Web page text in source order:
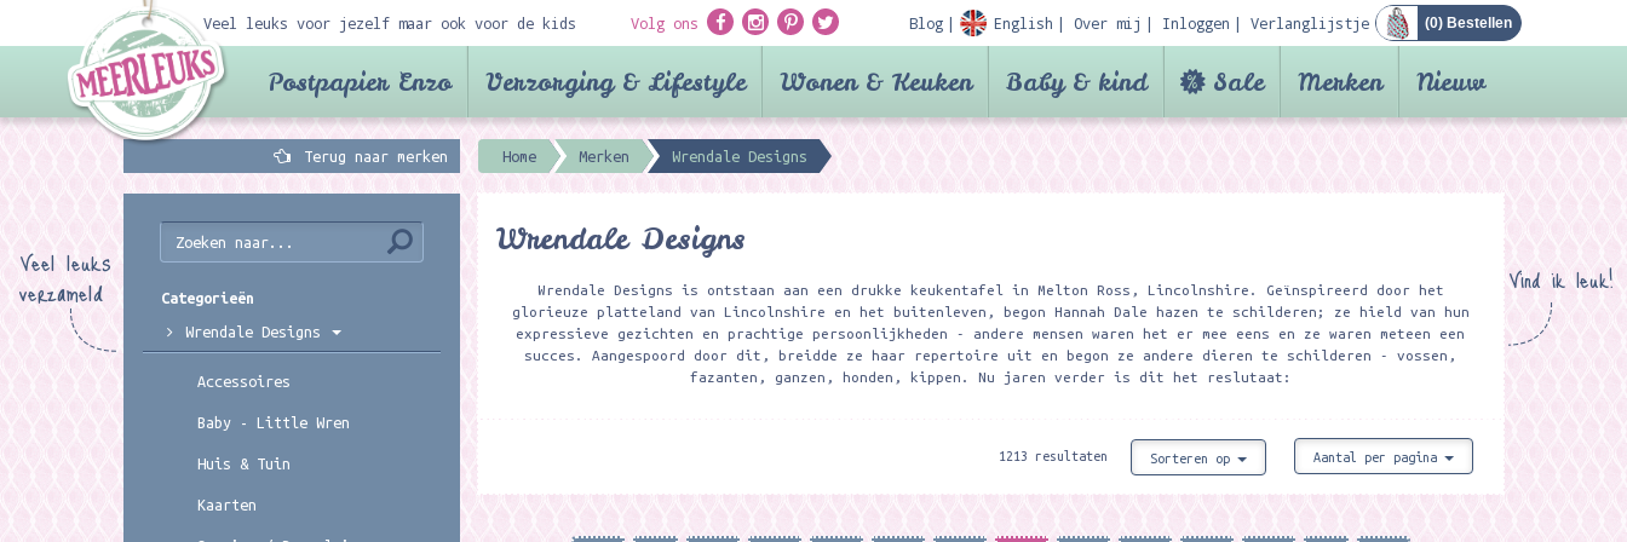
Veel leuks voor jezelf maar ook voor de kids Volg ons Blog English Over mij Inloggen Verlanglijstje (0) Bestellen
Postpapier Enzo Verzorging & Lifestyle Wonen & Keuken Baby & kind Sale Merken Nieuw
Terug naar merken Home Merken Wrendale Designs
Vind ik leuk!
Wrendale Designs
Wrendale Designs is ontstaan aan een drukke keukentafel in Melton Ross, Lincolnshire. Geïnspireerd door het
glorieuze platteland van Lincolnshire en het buitenleven, begon Hannah Dale hazen te schilderen; ze hield van hun
expressieve gezichten en prachtige persoonlijkheden - andere mensen waren het er mee eens en ze waren meteen een
succes. Aangespoord door dit, breidde ze haar repertoire uit en begon ze andere dieren te schilderen - vossen,
fazanten, ganzen, honden, kippen. Nu jaren verder is dit het reslutaat:
1213 resultaten Sorteren op Aantal per pagina
Veel leuks
verzameld
Categorieën
Wrendale Designs
Accessoires
Baby - Little Wren
Huis & Tuin
Kaarten